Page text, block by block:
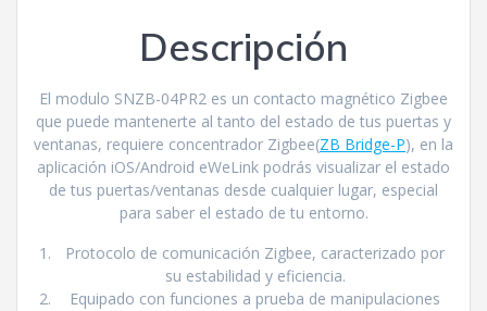
Descripción
El modulo SNZB-04PR2 es un contacto magnético Zigbee
que puede mantenerte al tanto del estado de tus puertas y
ventanas, requiere concentrador Zigbee(ZB Bridge-P), en la
aplicación iOS/Android eWeLink podrás visualizar el estado
de tus puertas/ventanas desde cualquier lugar, especial
para saber el estado de tu entorno.
Protocolo de comunicación Zigbee, caracterizado por
su estabilidad y eficiencia.
Equipado con funciones a prueba de manipulaciones